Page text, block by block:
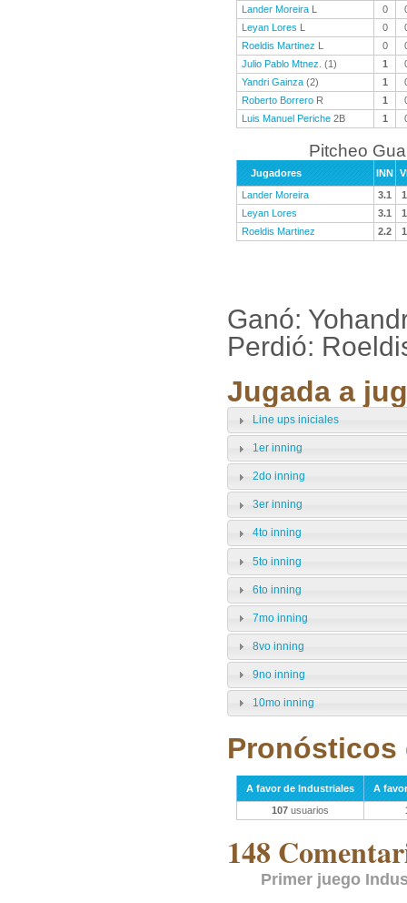
Lander Moreira L 0
Leyan Lores L 0
Roeldis Martinez L 0
Julio Pablo Mtnez. (1) 1
Yandri Gainza (2) 1
Roberto Borrero R 1
Luis Manuel Periche 2B 1
Pitcheo
Jugadores INN
Lander Moreira
3.1
Leyan Lores
3.1
Roeldis Martinez
2.2
Ganó:
Perdió:
Jugada a
Line ups iniciales
1er inning
2do inning
3er inning
4to inning
5to inning
6to inning
7mo inning
8vo inning
9no inning
10mo inning
Pronósticos
A favor de Industriales
A
107 usuarios
148
Primer juego